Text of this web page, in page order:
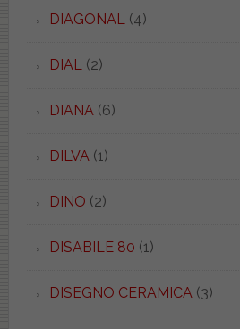
DIAGONAL(4)
DIAL(2)
DIANA(6)
DILVA(1)
DINO (2)
DISABILE 80 (1)
DISEGNO CERAMICA(3)